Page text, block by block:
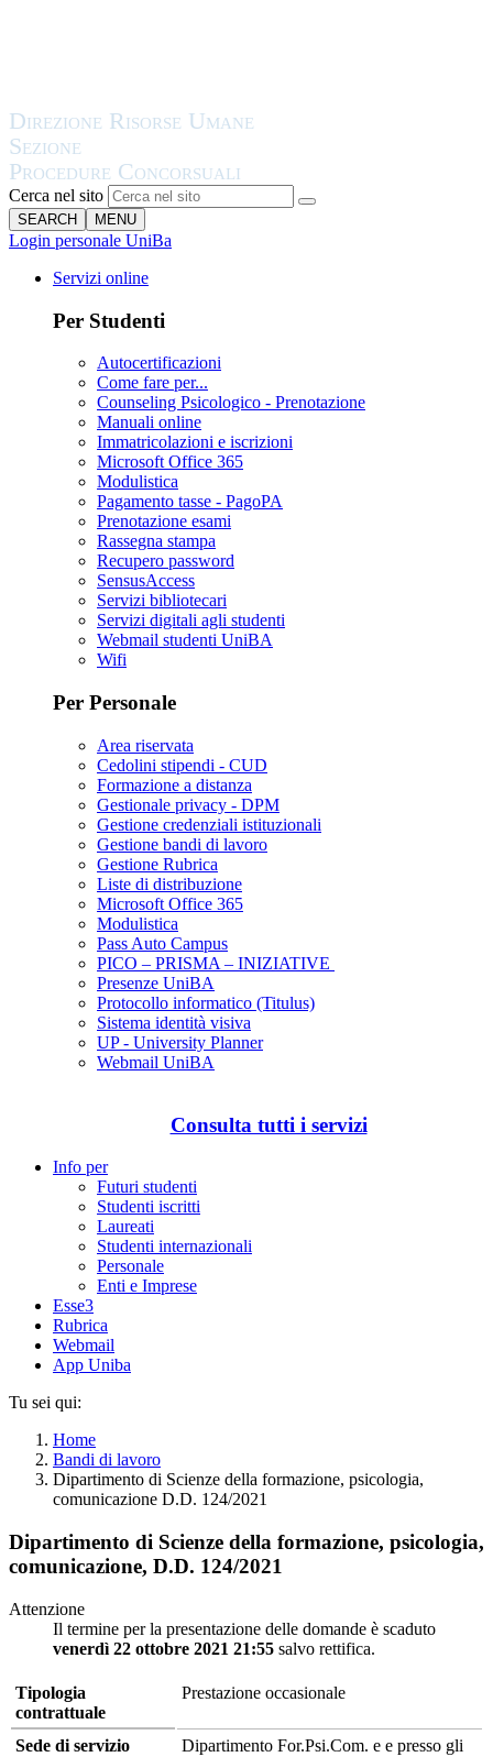
Cerca nel sito
SEARCH MENU
Login personale UniBa
Servizi online
Per Studenti
Autocertificazioni
Come fare per...
Counseling Psicologico - Prenotazione
Manuali online
Immatricolazioni e iscrizioni
Microsoft Office 365
Modulistica
Pagamento tasse - PagoPA
Prenotazione esami
Rassegna stampa
Recupero password
SensusAccess
Servizi bibliotecari
Servizi digitali agli studenti
Webmail studenti UniBA
Wifi
Per Personale
Area riservata
Cedolini stipendi - CUD
Formazione a distanza
Gestionale privacy - DPM
Gestione credenziali istituzionali
Gestione bandi di lavoro
Gestione Rubrica
Liste di distribuzione
Microsoft Office 365
Modulistica
Pass Auto Campus
PICO – PRISMA – INIZIATIVE
Presenze UniBA
Protocollo informatico (Titulus)
Sistema identità visiva
UP - University Planner
Webmail UniBA
Consulta tutti i servizi
Info per
Futuri studenti
Studenti iscritti
Laureati
Studenti internazionali
Personale
Enti e Imprese
Esse3
Rubrica
Webmail
App Uniba
Tu sei qui:
Home
Bandi di lavoro
Dipartimento di Scienze della formazione, psicologia,
comunicazione D.D. 124/2021
Dipartimento di Scienze della formazione, psicologia,
comunicazione, D.D. 124/2021
Attenzione
Il termine per la presentazione delle domande è scaduto
venerdì 22 ottobre 2021 21:55 salvo rettifica.
Tipologia
contrattuale
Prestazione occasionale
Sede di servizio
Dipartimento For.Psi.Com. e e presso gli